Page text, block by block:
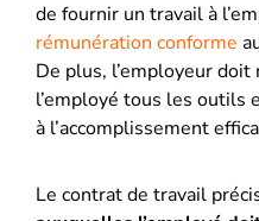
de fournir un travail à
rémunération conforme
De plus, l’employeur
l’employé tous les outils
à l’accomplissement
Le contrat de travail